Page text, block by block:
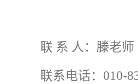
联 系 人：滕老师
联系电话：010-